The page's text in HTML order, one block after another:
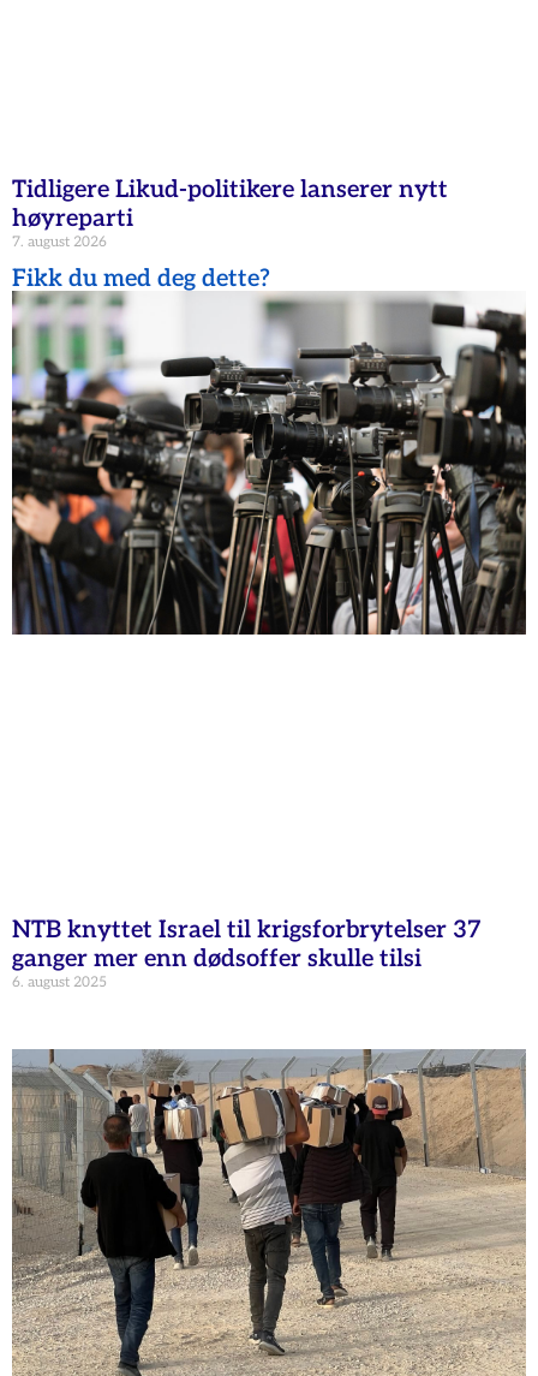
Tidligere Likud-politikere lanserer nytt
høyreparti
7. august 2026
Fikk du med deg dette?
NTB knyttet Israel til krigsforbrytelser 37
ganger mer enn dødsoffer skulle tilsi
6. august 2025